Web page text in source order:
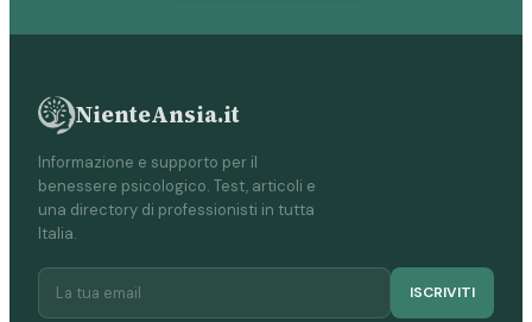
NienteAnsia.it
Informazione e supporto per il
benessere psicologico. Test, articoli e
una directory di professionisti in tutta
Italia.
ISCRIVITI